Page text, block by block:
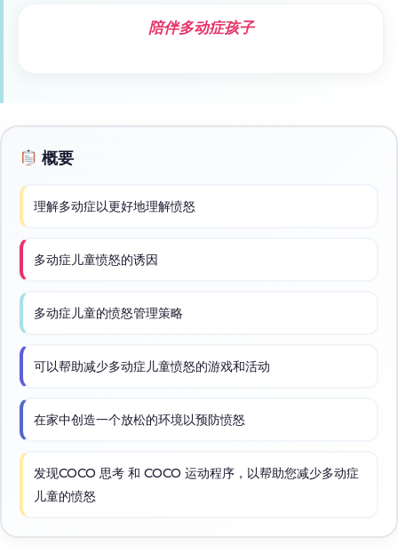
陪伴多动症孩子
概要
理解多动症以更好地理解愤怒
多动症儿童愤怒的诱因
多动症儿童的愤怒管理策略
可以帮助减少多动症儿童愤怒的游戏和活动
在家中创造一个放松的环境以预防愤怒
发现COCO 思考 和 COCO 运动程序，以帮助您减少多动症
儿童的愤怒